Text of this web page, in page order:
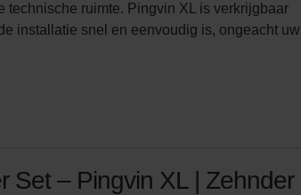
technische ruimte. Pingvin XL is verkrijgbaar
installatie snel en eenvoudig is, ongeacht uw
Set – Pingvin XL | Zehnder